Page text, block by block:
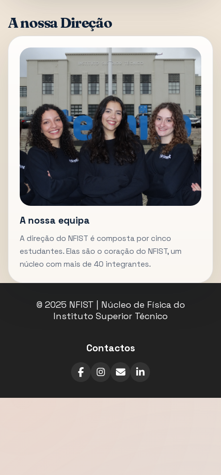
A nossa Direção
A nossa equipa
A direção do NFIST é composta por cinco
estudantes. Elas são o coração do NFIST, um
núcleo com mais de 40 integrantes.
© 2025 NFIST | Núcleo de Física do
Instituto Superior Técnico
Contactos